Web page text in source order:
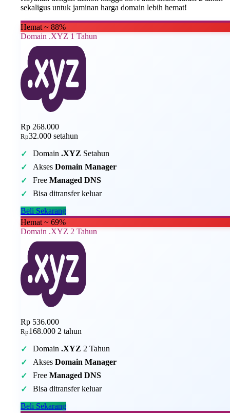
sekaligus untuk jaminan harga domain lebih hemat!
Hemat ~ 88%
Domain .XYZ 1 Tahun
Rp 268.000
Rp32.000 setahun
Domain .XYZ Setahun
Akses Domain Manager
Free Managed DNS
Bisa ditransfer keluar
Beli Sekarang
Hemat ~ 69%
Domain .XYZ 2 Tahun
Rp 536.000
Rp168.000 2 tahun
Domain .XYZ 2 Tahun
Akses Domain Manager
Free Managed DNS
Bisa ditransfer keluar
Beli Sekarang